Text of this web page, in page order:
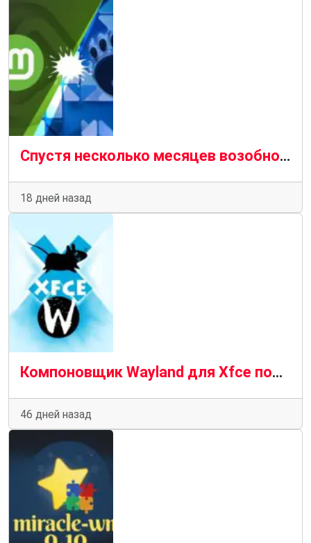
Спустя несколько месяцев возобновился спор между Linux Mint и разработчиками GNOME Calendar
18 дней назад
Компоновщик Wayland для Xfce получил первую предварительную версию
46 дней назад